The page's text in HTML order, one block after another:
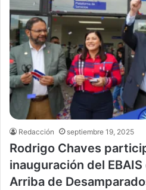
Redacción septiembre 19, 2025
Rodrigo Chaves
inauguración del EBAIS
Arriba de